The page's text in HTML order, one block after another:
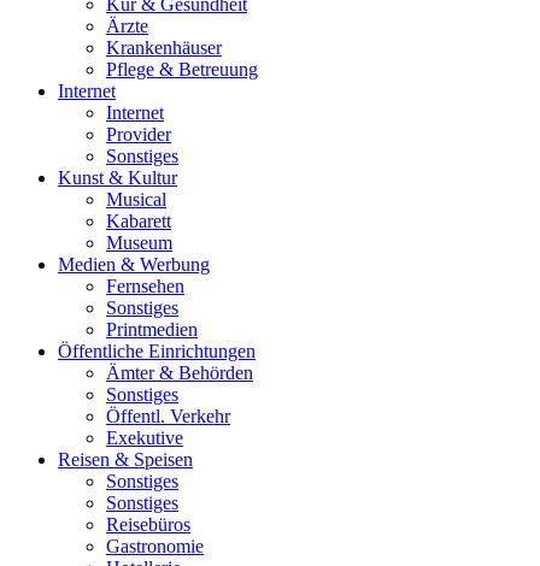
Kur & Gesundheit
Ärzte
Krankenhäuser
Pflege & Betreuung
Internet
Internet
Provider
Sonstiges
Kunst & Kultur
Musical
Kabarett
Museum
Medien & Werbung
Fernsehen
Sonstiges
Printmedien
Öffentliche Einrichtungen
Ämter & Behörden
Sonstiges
Öffentl. Verkehr
Exekutive
Reisen & Speisen
Sonstiges
Sonstiges
Reisebüros
Gastronomie